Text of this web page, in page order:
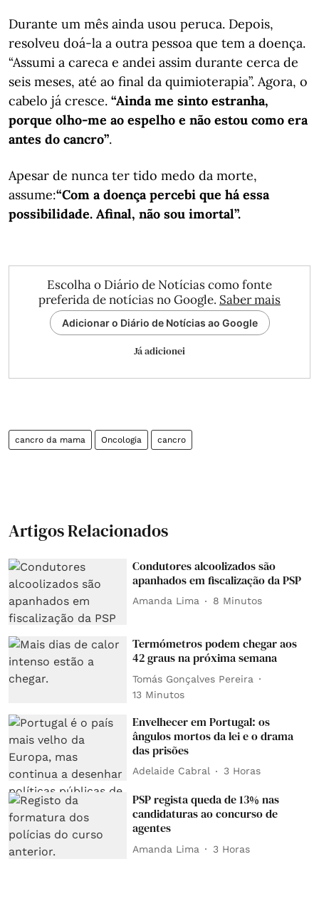
Durante um mês ainda usou peruca. Depois,
resolveu doá-la a outra pessoa que tem a doença.
“Assumi a careca e andei assim durante cerca de
seis meses, até ao final da quimioterapia”. Agora, o
cabelo já cresce. “Ainda me sinto estranha,
porque olho-me ao espelho e não estou como era
antes do cancro”.
Apesar de nunca ter tido medo da morte,
assume:“Com a doença percebi que há essa
possibilidade. Afinal, não sou imortal”.
Escolha o Diário de Notícias como fonte
preferida de notícias no Google. Saber mais
Adicionar o Diário de Notícias ao Google
Já adicionei
cancro da mama Oncologia cancro
Artigos Relacionados
Condutores alcoolizados são
apanhados em fiscalização da PSP
Amanda Lima 8 Minutos
Termómetros podem chegar aos
42 graus na próxima semana
Tomás Gonçalves Pereira
13 Minutos
Envelhecer em Portugal: os
ângulos mortos da lei e o drama
das prisões
Adelaide Cabral 3 Horas
PSP regista queda de 13% nas
candidaturas ao concurso de
agentes
Amanda Lima 3 Horas